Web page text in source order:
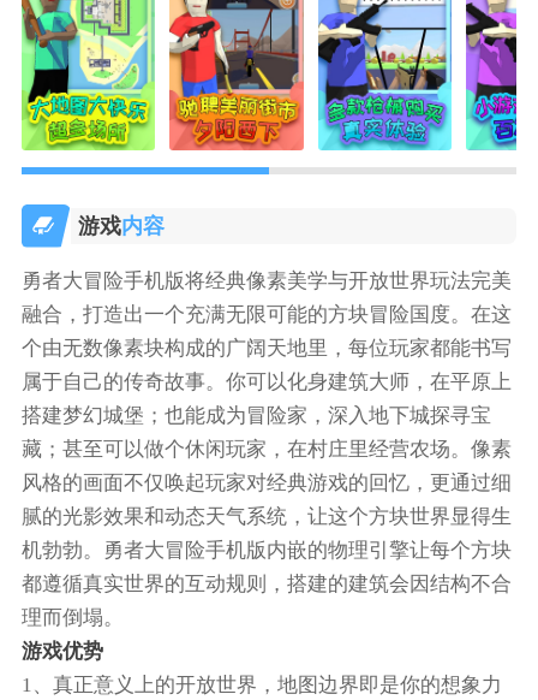
游戏内容
勇者大冒险手机版将经典像素美学与开放世界玩法完美
融合，打造出一个充满无限可能的方块冒险国度。在这
个由无数像素块构成的广阔天地里，每位玩家都能书写
属于自己的传奇故事。你可以化身建筑大师，在平原上
搭建梦幻城堡；也能成为冒险家，深入地下城探寻宝
藏；甚至可以做个休闲玩家，在村庄里经营农场。像素
风格的画面不仅唤起玩家对经典游戏的回忆，更通过细
腻的光影效果和动态天气系统，让这个方块世界显得生
机勃勃。勇者大冒险手机版内嵌的物理引擎让每个方块
都遵循真实世界的互动规则，搭建的建筑会因结构不合
理而倒塌。
游戏优势
1、真正意义上的开放世界，地图边界即是你的想象力